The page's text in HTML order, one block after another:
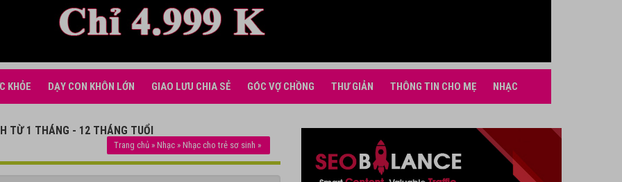
KHỎE DẠY CON KHÔN LỚN GIAO LƯU CHIA SẺ GÓC VỢ CHỒNG THƯ GIẢN THÔNG TIN CHO MẸ NHẠC
TỪ 1 THÁNG - 12 THÁNG TUỔI
Trang chủ » Nhạc » Nhạc cho trẻ sơ sinh »